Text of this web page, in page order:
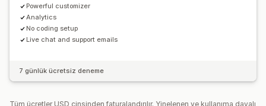
Powerful customizer
Analytics
No coding setup
Live chat and support emails
7 günlük ücretsiz deneme
Tüm ücretler USD cinsinden faturalandırılır. Yinelenen ve kullanıma dayalı